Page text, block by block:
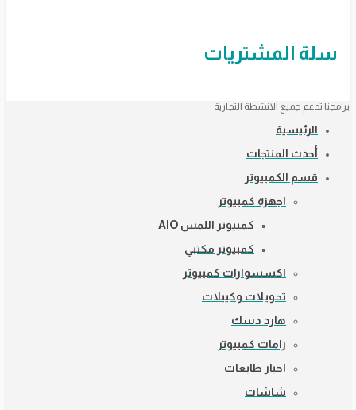
سلة المشتريات
برامجنا تدعم جميع الانشطة التجارية
الرئيسية
أحدث المنتجات
قسم الكمبيوتر
اجهزة كمبيوتر
كمبيوتر اللمس AIO
كمبيوتر مكتبي
اكسسوارات كمبيوتر
تحويلات وكيبلات
هارد دسك
رامات كمبيوتر
احبار طابعات
شاشات